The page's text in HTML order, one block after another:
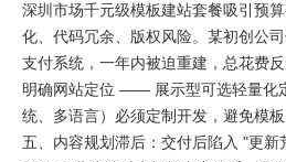
深圳市场千元级模板建站套餐吸引预
化、代码冗余、版权风险。某初创公
支付系统，一年内被迫重建，总花费
明确网站定位 —— 展示型可选轻量化
统、多语言）必须定制开发，避免模板
五、内容规划滞后：交付后陷入 "更新